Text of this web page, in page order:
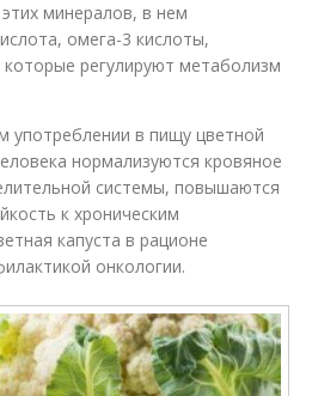
минералов, в нем
омега-3 кислоты,
регулируют метаболизм
употреблении в пищу цветной
нормализуются кровяное
системы, повышаются
к хроническим
капуста в рационе
онкологии.